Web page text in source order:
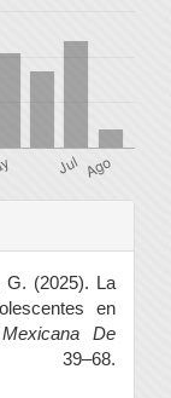
G. (2025). La
en
De
39–68.